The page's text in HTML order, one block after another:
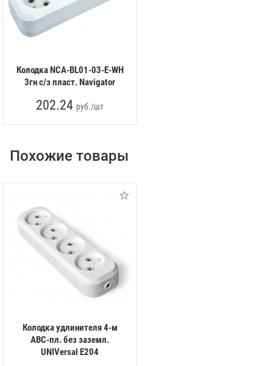
Колодка NCA-BL01-03-E-WH
3гн с/з пласт. Navigator
202.24 руб./шт
Похожие товары
Колодка удлинителя 4-м
АВС-пл. без заземл.
UNIVersal E204